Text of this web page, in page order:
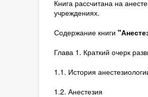
Книга рассчитана на
учреждениях.
Содержание книги
Глава 1. Краткий очерк
1.1. История
1.2. Анестезия